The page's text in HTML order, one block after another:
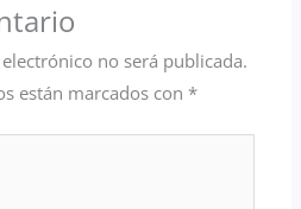
no será publicada.
están marcados con *